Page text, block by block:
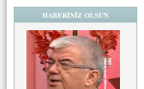
HABERİNİZ OLSUN